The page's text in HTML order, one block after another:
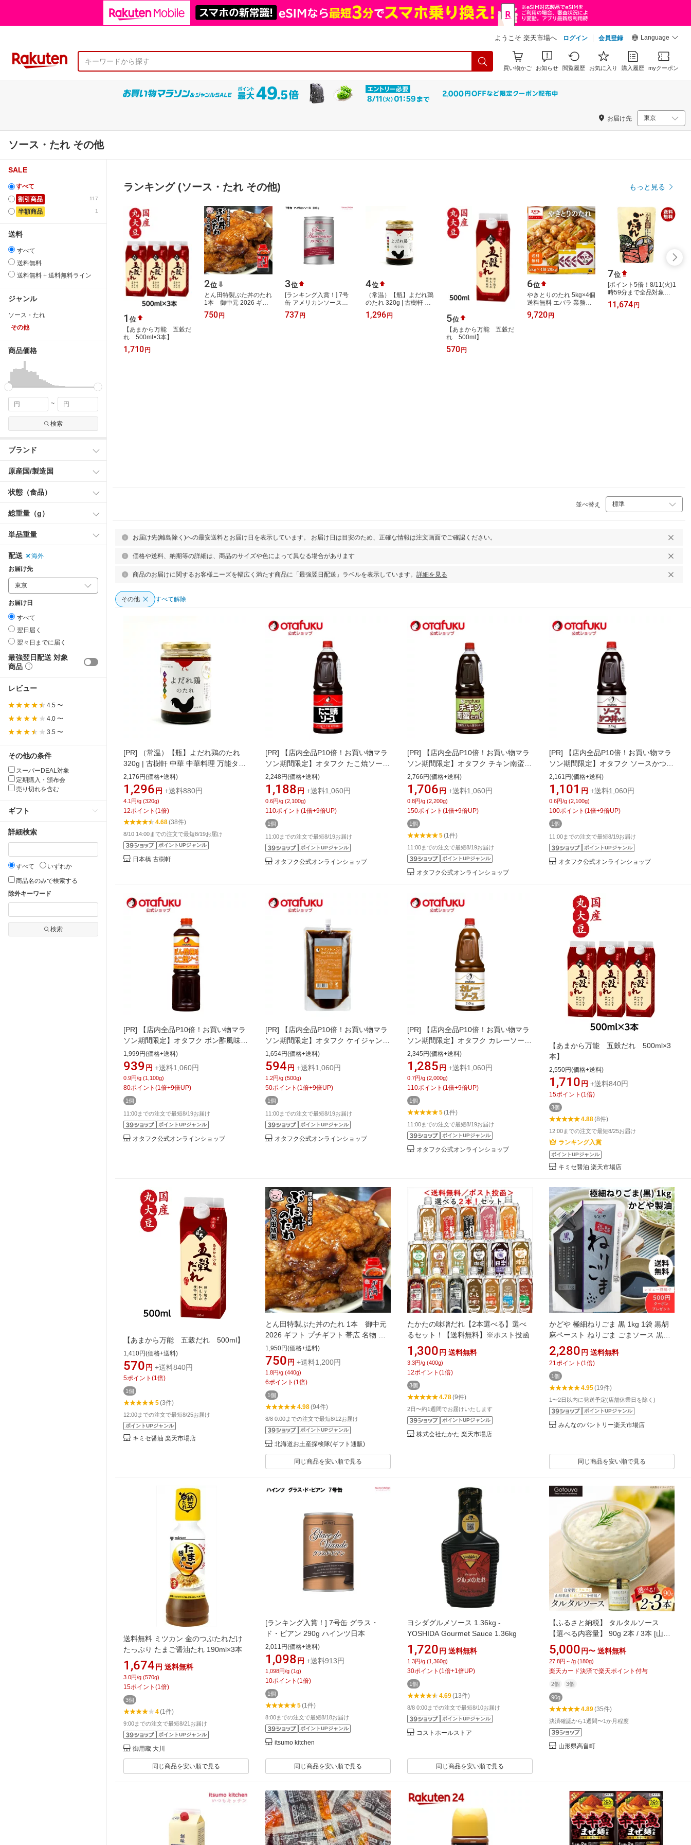
ようこそ 楽天市場へ ログイン 会員登録 Language
買い物かご お知らせ 閲覧履歴 お気に入り 購入履歴 myクーポン
お届け先
ソース・たれ その他
SALE
すべて
117
割引商品
1
半額商品
送料
すべて
送料無料
送料無料 + 送料無料ライン
ジャンル
ソース・たれ
その他
商品価格
~
検索
ブランド
原産国/製造国
状態（食品）
総重量（g）
単品重量
配送
海外
お届け先
お届け日
すべて
翌日届く
翌々日までに届く
最強翌日配送 対象
商品
レビュー
4.5 〜
4.0 〜
3.5 〜
その他の条件
スーパーDEAL対象
定期購入・頒布会
売り切れを含む
ギフト
詳細検索
すべて
いずれか
商品名のみで検索する
除外キーワード
検索
ランキング (ソース・たれ その他) もっと見る
1 位
【あまから万能 五穀だ
れ 500ml×3本】
1,710円
2位
とん田特製ぶた丼のたれ
1本 御中元 2026 ギフ
ト プチギフト 帯広 名物
お土産 自宅で豚丼 鶏肉
750 円
3位
[ランキング入賞！] 7号
缶 アメリカンソース
280g ハインツ日本
737 円
4位
（常温）【瓶】よだれ鶏
のたれ 320g | 古樹軒 中
華 中華料理 万能タレ 四
川料理 調味料 簡単 かけ
1,296 円 5位
【あまから万能 五穀だ
れ 500ml】
570円
6位
やきとりのたれ 5kg×4個
送料無料 エバラ 業務用
大容量 ケース 紙パック
プロ仕様 焼鳥 焼き鳥の
9,720 円
7位
[ポイント5倍！8/11(火)1
時59分まで全品対象エ
ントリー&購入]木曽路
木曽路 ごまだれ
11,674 円
並べ替え
お届け先(離島除く)への最安送料とお届け日を表示しています。 お届け日は目安のため、正確な情報は注文画面でご確認ください。
価格や送料、納期等の詳細は、商品のサイズや色によって異なる場合があります
商品のお届けに関するお客様ニーズを幅広く満たす商品に「最強翌日配送」ラベルを表示しています。 詳細を見る
その他 すべて解除
[PR]
（常温）【瓶】よだれ鶏のたれ
320g | 古樹軒 中華 中華料理 万能タレ
四川料理 調味料 簡単 かけるだけ便利
口水鶏 ヨダレ鶏 汁なし 担々麺 しゃぶ
しゃぶ 冷しゃぶ 餃子 水餃子
2,176円(価格+送料)
1,296 円 +送料880円
4.1円/g (320g)
12ポイント (1倍)
4.68(38件)
8/10 14:00までの注文で最短8/19お届け
ポイントUPジャンル
日本橋 古樹軒
[PR]
【店内全品P10倍！お買い物マラ
ソン期間限定】オタフク たこ焼ソース
2.1kg PET オタフクソース たこ焼き
スパイス 香辛料 デーツ使用 調味料 料
理 食品 粉もん こなもん タコパ パーテ
ィー 大容量 業務用 プロの味 おいしい
おすすめ
2,248円(価格+送料)
1,188 円 +送料1,060円
0.6円/g (2,100g)
110ポイント (1倍+9倍UP)
1個
11:00までの注文で最短8/19お届け
ポイントUPジャンル
オタフク公式オンラインショップ
[PR]
【店内全品P10倍！お買い物マラ
ソン期間限定】オタフク チキン南蛮た
れD 2.2kg オタフクソース 調味料 大容
量 業務用 タレ デリカ 甘酢だれ 南蛮
南蛮酢 たれ タルタル チキン南蛮 ドレ
ッシング 本格的 万能調味料 鶏肉 惣菜
本格 グルメ デリカ プロ仕様 和食 おい
しい
2,766円(価格+送料)
1,706 円 +送料1,060円
0.8円/g (2,200g)
150ポイント (1倍+9倍UP)
1個
5(1件)
11:00までの注文で最短8/19お届け
ポイントUPジャンル
オタフク公式オンラインショップ
[PR]
【店内全品P10倍！お買い物マラ
ソン期間限定】オタフク ソースかつ丼
ソース 2.1kg ソースかつ丼 オタフクソ
ース 酸味 醤油 ごはんに合う 甘辛ソー
ス かつ ソースかつ丼 デーツ 仕様 香辛
料 専用ソース たれ 業務用 大容量 調味
料 簡単 お手軽 おいしい おすすめ
2,161円(価格+送料)
1,101 円 +送料1,060円
0.6円/g (2,100g)
100ポイント (1倍+9倍UP)
1個
11:00までの注文で最短8/19お届け
ポイントUPジャンル
オタフク公式オンラインショップ
[PR]
【店内全品P10倍！お買い物マラ
ソン期間限定】オタフク ポン酢風味た
こ焼ソース 1100g チューブ 広島 関西
オタフクソース たこ焼き スパイス 香
辛料 かんきつ果汁 かつお 昆布 だしソ
ース 調味料 料理 食品 粉もん こなもん
タコパ パーティ 大容量 業務用 プロの
味
1,999円(価格+送料)
939 円 +送料1,060円
0.9円/g (1,100g)
80ポイント (1倍+9倍UP)
1個
11:00までの注文で最短8/19お届け
ポイントUPジャンル
オタフク公式オンラインショップ
[PR]
【店内全品P10倍！お買い物マラ
ソン期間限定】オタフク ケイジャンミ
ックスのたれ 500g 口栓付き オタフク
ソース 調味料 たれ タレ ソテー用調味
料 アメリカン BBQ 手羽先 ステーキ
ニンニク 胡椒 クミン オレガノ 香辛料
ケイジャンチキン
1,654円(価格+送料)
594 円 +送料1,060円
1.2円/g (500g)
50ポイント (1倍+9倍UP)
1個
11:00までの注文で最短8/19お届け
ポイントUPジャンル
オタフク公式オンラインショップ
[PR]
【店内全品P10倍！お買い物マラ
ソン期間限定】オタフク カレーソース
2.0kg PET オタフクソース 野菜 果実
甘み マイルド カレーチャーハン カレ
ーうどん 味付け 業務用 大容量 カレー
味 スパイス 調味料 万能 簡単 お手軽
ピリ辛 旨辛 おいしい おすすめ
2,345円(価格+送料)
1,285 円 +送料1,060円
0.7円/g (2,000g)
110ポイント (1倍+9倍UP)
1個
5(1件)
11:00までの注文で最短8/19お届け
ポイントUPジャンル
オタフク公式オンラインショップ
【あまから万能 五穀だれ 500ml×3
本】
2,550円(価格+送料)
1,710 円 +送料840円
15ポイント (1倍)
3個
4.88(8件)
12:00までの注文で最短8/25お届け
ランキング入賞
ポイントUPジャンル
キミセ醤油 楽天市場店
【あまから万能 五穀だれ 500ml】
1,410円(価格+送料)
570 円 +送料840円
5ポイント (1倍)
1個
5(3件)
12:00までの注文で最短8/25お届け
ポイントUPジャンル
キミセ醤油 楽天市場店
とん田特製ぶた丼のたれ 1本 御中元
2026 ギフト プチギフト 帯広 名物 お
土産 自宅で豚丼 鶏肉にも 魚にも 野菜
炒めにも 家族喜ぶ 万能調味料 調味料
お試し ポーク 母 女性 誕生日 お礼 お
返しプレゼント お裾分け
1,950円(価格+送料)
750 円 +送料1,200円
1.8円/g (440g)
6ポイント (1倍)
1個
4.98(94件)
8/8 0:00までの注文で最短8/12お届け
ポイントUPジャンル
北海道お土産探検隊(ギフト通販)
同じ商品を安い順で見る
たかたの味噌だれ【2本選べる】選べ
るセット！【送料無料】※ポスト投函
1,300 円 送料無料
3.3円/g (400g)
12ポイント (1倍)
3個
4.78(9件)
2日〜約1週間でお届けいたします
ポイントUPジャンル
株式会社たかた 楽天市場店
かどや 極細ねりごま 黒 1kg 1袋 黒胡
麻ペースト ねりごま ごまソース 黒ご
ま ごま 胡麻 ゴマ
2,280 円 送料無料
21ポイント (1倍)
1個
4.95(19件)
1〜2日以内に発送予定(店舗休業日を除く)
ポイントUPジャンル
みんなのパントリー楽天市場店
同じ商品を安い順で見る
送料無料 ミツカン 金のつぶたれだけ
たっぷり たまご醤油たれ 190ml×3本
1,674 円 送料無料
3.0円/g (570g)
15ポイント (1倍)
3個
4(1件)
9:00までの注文で最短8/21お届け
ポイントUPジャンル
御用蔵 大川
同じ商品を安い順で見る
[ランキング入賞！] 7号缶 グラス・
ド・ビアン 290g ハインツ日本
2,011円(価格+送料)
1,098 円 +送料913円
1,098円/g (1g)
10ポイント (1倍)
1個
5(1件)
8:00までの注文で最短8/18お届け
ポイントUPジャンル
itsumo kitchen
同じ商品を安い順で見る
ヨシダグルメソース 1.36kg -
YOSHIDA Gourmet Sauce 1.36kg
1,720 円 送料無料
1.3円/g (1,360g)
30ポイント (1倍+1倍UP)
1個
4.69(13件)
8/8 0:00までの注文で最短8/10お届け
ポイントUPジャンル
コストホールストア
同じ商品を安い順で見る
【ふるさと納税】 タルタルソース
【選べる内容量】 90g 2本 / 3本 [山形
県 高畠町 後藤屋 tk06ays690010] タル
タル セット 濃厚 たまご タルタル ピク
ルス お弁当 エビフライ 牡蠣フライ チ
キン南蛮 温野菜 ディップ ディップソ
ース ご当地 白身魚 フライ 万能ソース
5,000 円〜 送料無料
27.8円～/g (180g)
楽天カード決済で楽天ポイント付与
2個 3個
90g
4.89(35件)
決済確認から1週間〜1か月程度
山形県高畠町